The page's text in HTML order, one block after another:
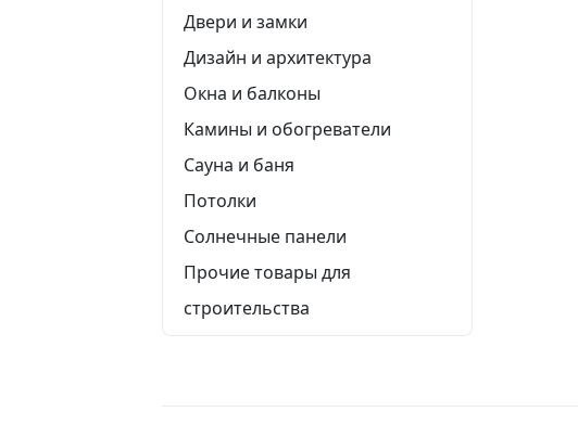
Двери и замки
Дизайн и архитектура
Окна и балконы
Камины и обогреватели
Сауна и баня
Потолки
Солнечные панели
Прочие товары для
строительства